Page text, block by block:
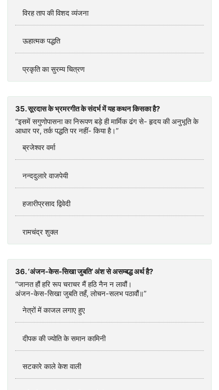
विरह ताप की विशद व्यंजना
ऊहात्मक पद्धति
प्रकृति का सुरम्य चित्रण
35. सूरदास के भ्रमरगीत के संदर्भ में यह कथन किसका है?
“इसमें सगुणोपासना का निरूपण बड़े ही मार्मिक ढंग से- हृदय की अनुभूति के
आधार पर, तर्क पद्धति पर नहीं- किया है।”
ब्रजेश्वर वर्मा
नन्ददुलारे वाजपेयी
हजारीप्रसाद द्विवेदी
रामचंद्र शुक्ल
36. ‘अंजन-केस-सिखा जुबति’ अंश से असम्बद्ध अर्थ है?
“जानत हौं हरि रूप चराचर मैं हठि नैन न लावौं।
अंजन-केस-सिखा जुबति तहँ, लोचन-सलभ पठावौं॥”
नेत्रों में काजल लगाए हुए
दीपक की ज्योति के समान कामिनी
सटकारे काले केश वाली